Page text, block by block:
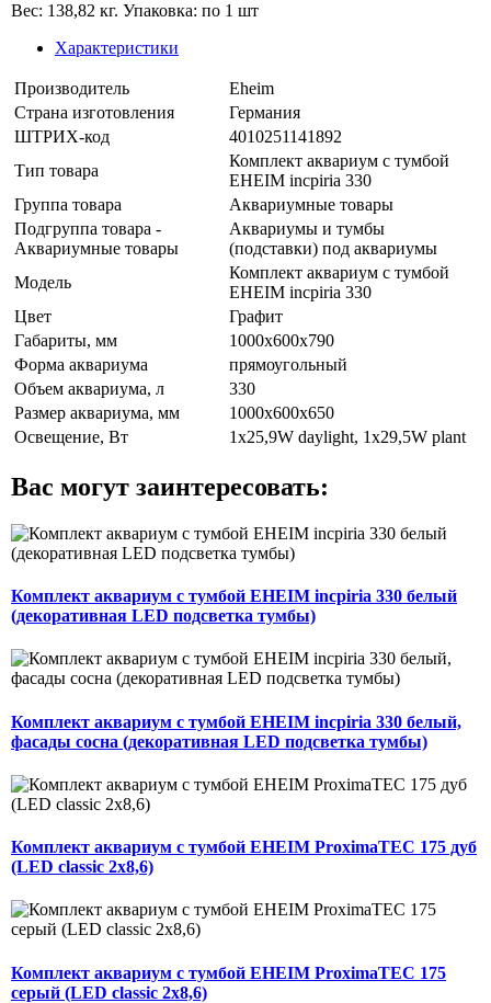
Вес: 138,82 кг. Упаковка: по 1 шт
Характеристики
Производитель
Eheim
Страна изготовления
Германия
ШТРИХ-код
4010251141892
Тип товара
Комплект аквариум с тумбой
EHEIM incpiria 330
Группа товара
Аквариумные товары
Подгруппа товара -
Аквариумные товары
Аквариумы и тумбы
(подставки) под аквариумы
Модель
Комплект аквариум с тумбой
EHEIM incpiria 330
Цвет
Графит
Габариты, мм
1000x600x790
Форма аквариума
прямоугольный
Объем аквариума, л
330
Размер аквариума, мм
1000x600x650
Освещение, Вт
1x25,9W daylight, 1x29,5W plant
Вас могут заинтересовать:
Комплект аквариум с тумбой EHEIM incpiria 330 белый
(декоративная LED подсветка тумбы)
Комплект аквариум с тумбой EHEIM incpiria 330 белый,
фасады сосна (декоративная LED подсветка тумбы)
Комплект аквариум с тумбой EHEIM ProximaTEC 175 дуб
(LED classic 2x8,6)
Комплект аквариум с тумбой EHEIM ProximaTEC 175
серый (LED classic 2x8,6)